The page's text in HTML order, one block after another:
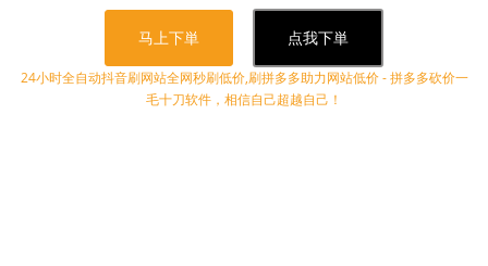
马上下単 点我下単
24小时全自动抖音刷网站全网秒刷低价,刷拼多多助力网站低价 - 拼多多砍价一
毛十刀软件，相信自己超越自己！